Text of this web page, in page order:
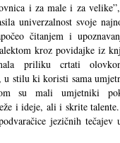
i za male i za
univerzalnost svoje
čitanjem i
kroz povidajke iz
priliku crtati
u stilu ki koristi sama
su mali umjetniki
i ideje, ali i skrite
jezičnih tečajev